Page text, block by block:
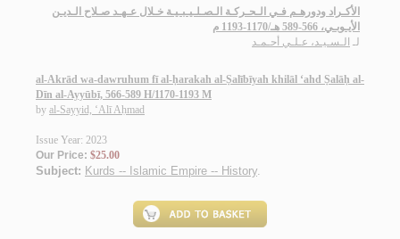
الأكـراد ودورهـم فـي الـحـركـة الـصـلـيـبـيـة خـلال عـهـد صـلاح الـديـن
الأيـوبـي، 566-589 هـ/1170-1193 م
لـ الـسـيـد، عـلـي أحـمـد
al-Akrād wa-dawruhum fī al-ḥarakah al-Ṣalībīyah khilāl ‘ahd Ṣalāḥ al-
Dīn al-Ayyūbī, 566-589 H/1170-1193 M
by al-Sayyid, ‘Alī Aḥmad
Issue Year: 2023
Our Price: $25.00
Subject: Kurds -- Islamic Empire -- History.